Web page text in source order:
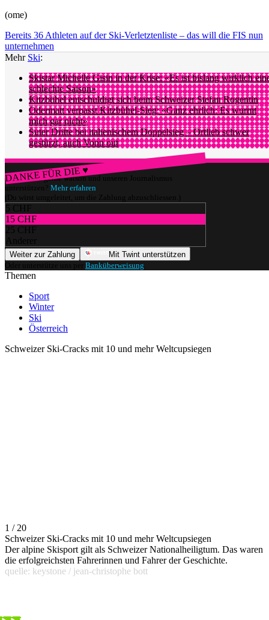
(ome)
Bereits 36 Athleten auf der Ski-Verletztenliste – das will die FIS nun
unternehmen
Mehr Ski:
Skistar Michelle Gisin in der Krise: «Es ist bislang wirklich
schlechte Saison»
Kitzbühel entschuldigt sich beim Schweizer Stefan Rogentin
Odermatt verpasst Kitzbühel-Sieg: «Ganz ehrlich: Es wurmt
mich gar nicht»
Suter Dritte bei italienischem Doppelsieg – Ortlieb schwer
gestürzt, auch Vonn out
DANKE FÜR DIE ♥
Würdest du gerne watson und unseren Journalismus
unterstützen? Mehr erfahren
(Du wirst umgeleitet, um die Zahlung abzuschliessen.)
5 CHF
15 CHF
25 CHF
Anderer
Weiter zur Zahlung
Mit Twint unterstützen
Oder unterstütze uns per Banküberweisung
Themen
Sport
Winter
Ski
Österreich
Schweizer Ski-Cracks mit 10 und mehr Weltcupsiegen
1 / 20
Schweizer Ski-Cracks mit 10 und mehr Weltcupsiegen
Der alpine Skisport gilt als Schweizer Nationalheiligtum. Das waren
die erfolgreichsten Fahrerinnen und Fahrer der Geschichte.
quelle: keystone / jean-christophe bott